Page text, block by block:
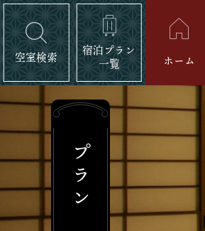
空室検索
宿泊プラン
一覧
ホーム
プラン